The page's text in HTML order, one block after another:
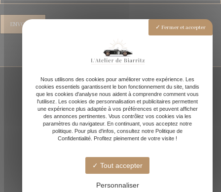
Quartier des docks, 64200 Biarritz
Fermer et accepter
Nous utilisons des cookies pour améliorer votre expérience. Les
cookies essentiels garantissent le bon fonctionnement du site, tandis
que les cookies d'analyse nous aident à comprendre comment vous
l'utilisez. Les cookies de personnalisation et publicitaires permettent
une expérience plus adaptée à vos préférences et peuvent afficher
des annonces pertinentes. Vous contrôlez vos cookies via les
paramètres du navigateur. En continuant, vous acceptez notre
politique. Pour plus d'infos, consultez notre Politique de
Confidentialité. Profitez pleinement de votre visite !
Tout accepter
Personnaliser